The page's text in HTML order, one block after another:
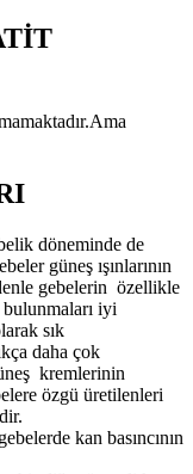
döneminde de
güneş ışınlarının
gebelerin özellikle
bulunmaları iyi
sık
daha çok
kremlerinin
özgü üretilenleri
kan basıncının